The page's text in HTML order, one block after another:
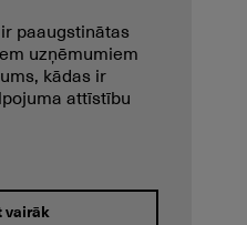
paaugstinātas
uzņēmumiem
kādas ir
attīstību
vairāk